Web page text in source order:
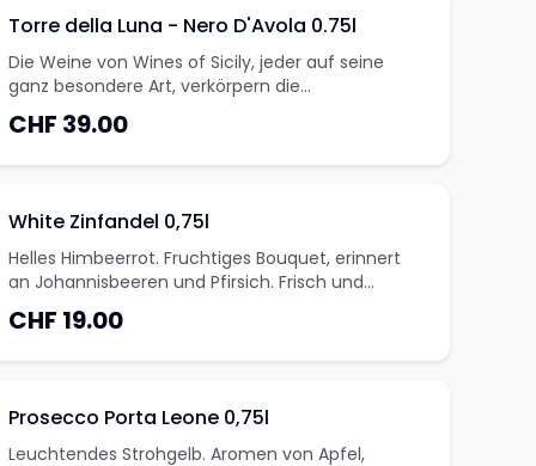
Torre della Luna - Nero D'Avola 0.75l
Die Weine von Wines of Sicily, jeder auf seine
ganz besondere Art, verkörpern die
sonnenverwöhnte Region und werden aus
regionaltypischen Rebsorten wie Grillo, Nero
CHF 39.00
White Zinfandel 0,75l
Helles Himbeerrot. Fruchtiges Bouquet, erinnert
an Johannisbeeren und Pfirsich. Frisch und
ausgewogen im Gaumen.
CHF 19.00
Prosecco Porta Leone 0,75l
Leuchtendes Strohgelb. Aromen von Apfel,